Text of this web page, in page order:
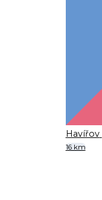
Havířov
16 km